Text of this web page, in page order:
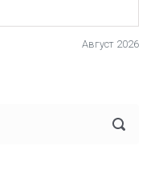
Август 2026